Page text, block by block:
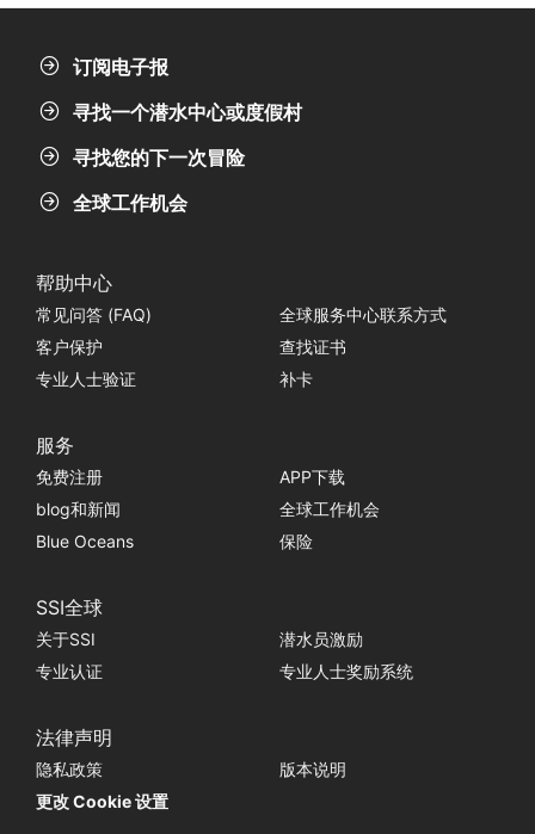
订阅电子报
寻找一个潜水中心或度假村
寻找您的下一次冒险
全球工作机会
帮助中心
常见问答 (FAQ)
全球服务中心联系方式
客户保护
查找证书
专业人士验证
补卡
服务
免费注册
APP下载
blog和新闻
全球工作机会
Blue Oceans
保险
SSI全球
关于SSI
潜水员激励
专业认证
专业人士奖励系统
法律声明
隐私政策
版本说明
更改 Cookie 设置